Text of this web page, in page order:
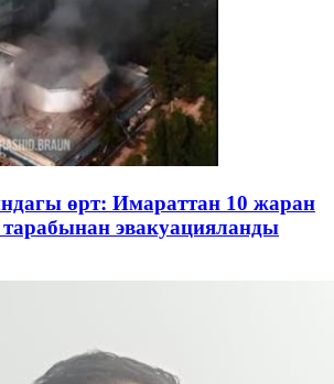
өрт: Имараттан 10 жаран
эвакуацияланды